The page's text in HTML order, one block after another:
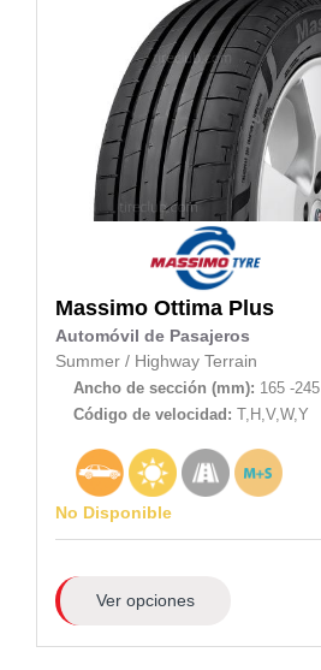
Massimo Ottima Plus
Automóvil de Pasajeros
Summer / Highway Terrain
Ancho de sección (mm): 165 -245
Código de velocidad: T,H,V,W,Y
No Disponible
Ver opciones